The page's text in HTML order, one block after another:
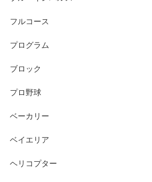
フルコース
プログラム
ブロック
プロ野球
ベーカリー
ベイエリア
ヘリコプター